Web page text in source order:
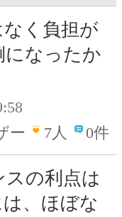
く負担が
になったか
ー
7人 0件
の利点は
、ほぼな